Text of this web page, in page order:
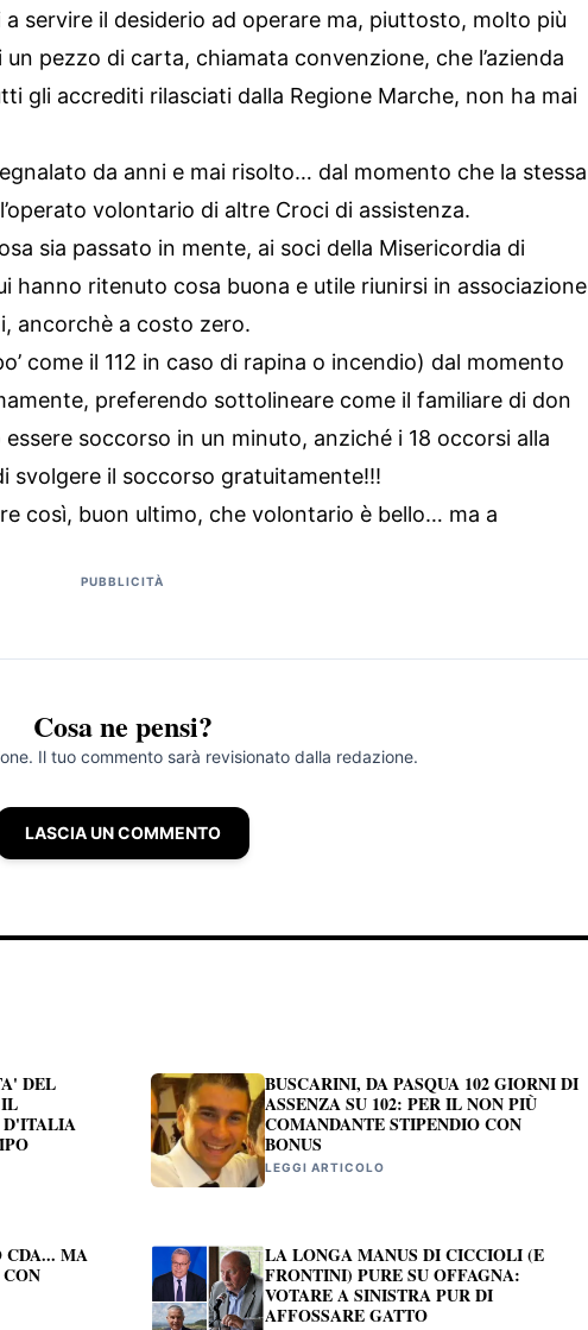
servire il desiderio ad operare ma, piuttosto, molto più
pezzo di carta, chiamata convenzione, che l’azienda
gli accrediti rilasciati dalla Regione Marche, non ha mai
da anni e mai risolto… dal momento che la stessa
volontario di altre Croci di assistenza.
sia passato in mente, ai soci della Misericordia di
hanno ritenuto cosa buona e utile riunirsi in associazione
ancorchè a costo zero.
come il 112 in caso di rapina o incendio) dal momento
preferendo sottolineare come il familiare di don
soccorso in un minuto, anziché i 18 occorsi alla
svolgere il soccorso gratuitamente!!!
così, buon ultimo, che volontario è bello… ma a
PUBBLICITÀ
Cosa ne pensi?
Il tuo commento sarà revisionato dalla redazione.
LASCIA UN COMMENTO
DEL
D'ITALIA
BUSCARINI, DA PASQUA 102 GIORNI DI
ASSENZA SU 102: PER IL NON PIÙ
COMANDANTE STIPENDIO CON
BONUS
LEGGI ARTICOLO
CDA... MA
LA LONGA MANUS DI CICCIOLI (E
FRONTINI) PURE SU OFFAGNA:
VOTARE A SINISTRA PUR DI
AFFOSSARE GATTO